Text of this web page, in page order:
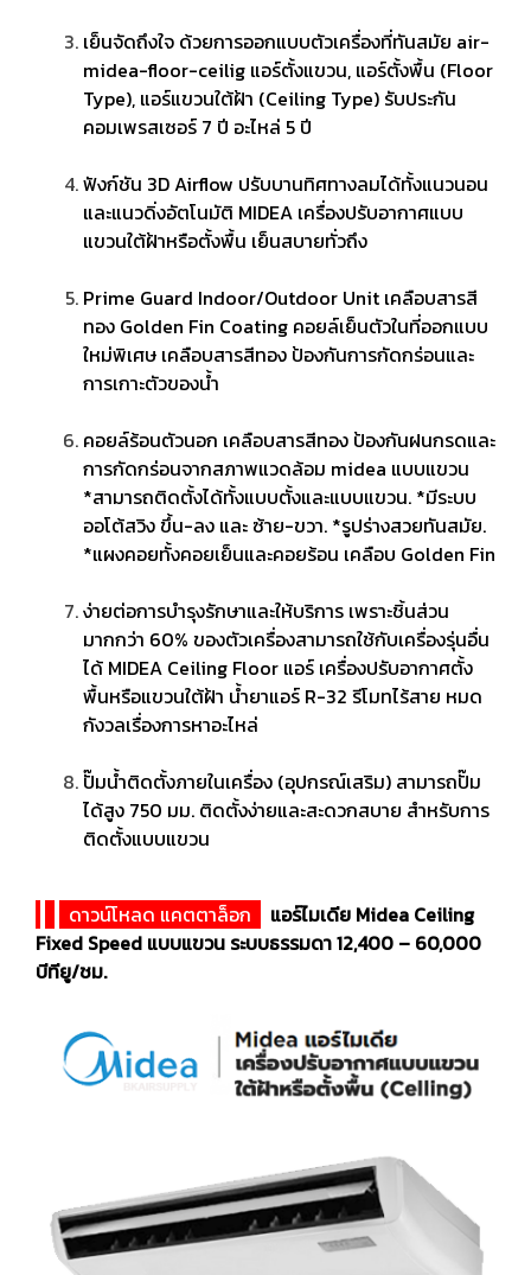
เย็นจัดถึงใจ ด้วยการออกแบบตัวเครื่องที่ทันสมัย air-
midea-floor-ceilig แอร์ตั้งแขวน, แอร์ตั้งพื้น (Floor
Type), แอร์แขวนใต้ฝ้า (Ceiling Type) รับประกัน
คอมเพรสเซอร์ 7 ปี อะไหล่ 5 ปี
ฟังก์ชัน 3D Airflow ปรับบานทิศทางลมได้ทั้งแนวนอน
และแนวดิ่งอัตโนมัติ MIDEA เครื่องปรับอากาศแบบ
แขวนใต้ฝ้าหรือตั้งพื้น เย็นสบายทั่วถึง
Prime Guard Indoor/Outdoor Unit เคลือบสารสี
ทอง Golden Fin Coating คอยล์เย็นตัวในที่ออกแบบ
ใหม่พิเศษ เคลือบสารสีทอง ป้องกันการกัดกร่อนและ
การเกาะตัวของน้ำ
คอยล์ร้อนตัวนอก เคลือบสารสีทอง ป้องกันฝนกรดและ
การกัดกร่อนจากสภาพแวดล้อม midea แบบแขวน
*สามารถติดตั้งได้ทั้งแบบตั้งและแบบแขวน. *มีระบบ
ออโต้สวิง ขึ้น-ลง และ ซ้าย-ขวา. *รูปร่างสวยทันสมัย.
*แผงคอยทั้งคอยเย็นและคอยร้อน เคลือบ Golden Fin
ง่ายต่อการบำรุงรักษาและให้บริการ เพราะชิ้นส่วน
มากกว่า 60% ของตัวเครื่องสามารถใช้กับเครื่องรุ่นอื่น
ได้ MIDEA Ceiling Floor แอร์ เครื่องปรับอากาศตั้ง
พื้นหรือแขวนใต้ฝ้า น้ำยาแอร์ R-32 รีโมทไร้สาย หมด
กังวลเรื่องการหาอะไหล่
ปั๊มน้ำติดตั้งภายในเครื่อง (อุปกรณ์เสริม) สามารถปั๊ม
ได้สูง 750 มม. ติดตั้งง่ายและสะดวกสบาย สำหรับการ
ติดตั้งแบบแขวน
ดาวน์โหลด แคตตาล็อก
แอร์ไมเดีย Midea Ceiling
Fixed Speed แบบแขวน ระบบธรรมดา 12,400 – 60,000
บีทียู/ชม.